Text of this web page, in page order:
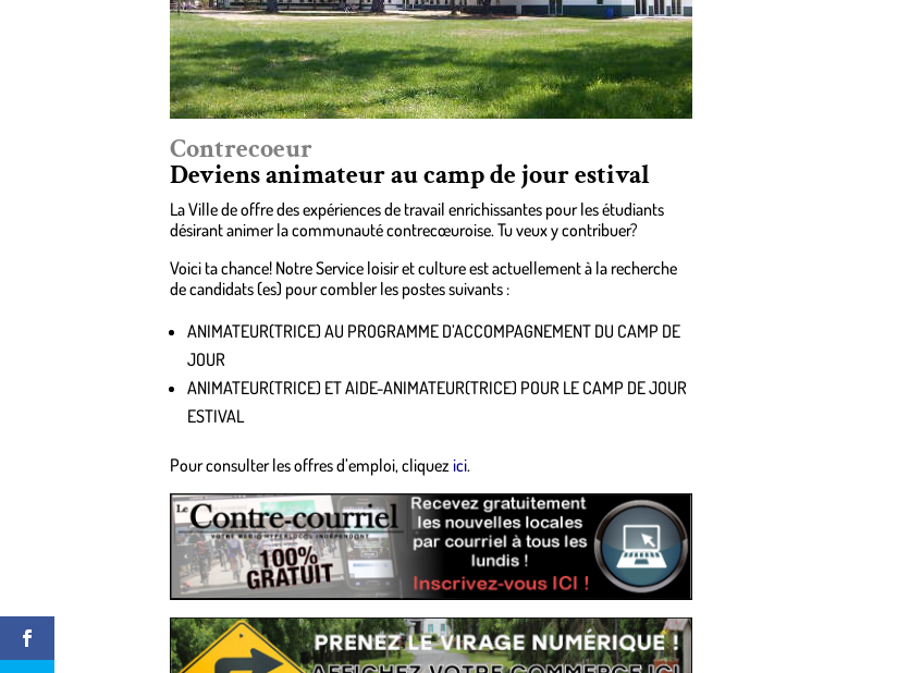
Contrecoeur
Deviens animateur au camp de jour estival
La Ville de offre des expériences de travail enrichissantes pour les étudiants
désirant animer la communauté contrecœuroise. Tu veux y contribuer?
Voici ta chance! Notre Service loisir et culture est actuellement à la recherche
de candidats (es) pour combler les postes suivants :
ANIMATEUR(TRICE) AU PROGRAMME D’ACCOMPAGNEMENT DU CAMP DE
JOUR
ANIMATEUR(TRICE) ET AIDE-ANIMATEUR(TRICE) POUR LE CAMP DE JOUR
ESTIVAL
Pour consulter les offres d’emploi, cliquezici.